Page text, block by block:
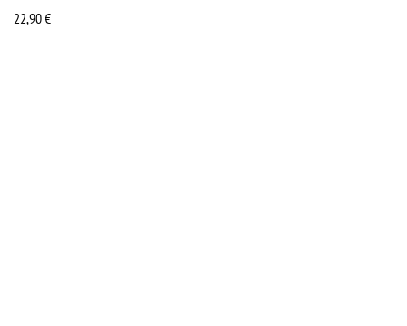
22,90€